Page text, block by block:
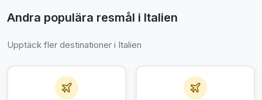
Andra populära resmål i Italien
Upptäck fler destinationer i Italien